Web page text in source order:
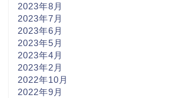
2023年8月
2023年7月
2023年6月
2023年5月
2023年4月
2023年2月
2022年10月
2022年9月